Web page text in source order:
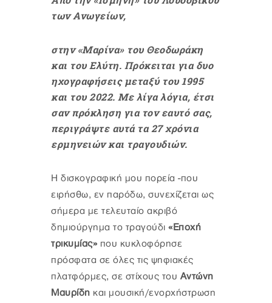
των Ανωγείων,
στην «Μαρίνα» του Θεοδωράκη
και του Ελύτη. Πρόκειται για δυο
ηχογραφήσεις μεταξύ του 1995
και του 2022. Με λίγα λόγια, έτσι
σαν πρόκληση για τον εαυτό σας,
περιγράψτε αυτά τα 27 χρόνια
ερμηνειών και τραγουδιών.
Η δισκογραφική μου πορεία -που
ειρήσθω, εν παρόδω, συνεχίζεται ως
σήμερα με τελευταίο ακριβό
δημιούργημα τo τραγούδι «Εποχή
τρικυμίας» που κυκλοφόρησε
πρόσφατα σε όλες τις ψηφιακές
πλατφόρμες, σε στίχους του Αντώνη
Μαυρίδη και μουσική/ενορχήστρωση